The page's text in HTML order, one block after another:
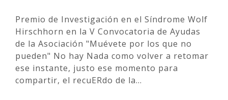
Premio de Investigación en el Síndrome Wolf
Hirschhorn en la V Convocatoria de Ayudas
de la Asociación "Muévete por los que no
pueden" No hay Nada como volver a retomar
ese instante, justo ese momento para
compartir, el recuERdo de la...